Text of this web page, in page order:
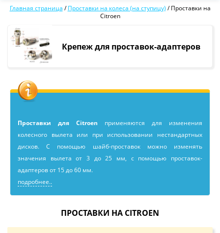
Главная страница /Проставки на колеса (на ступицу) /Проставки на
Citroen
Крепеж для проставок-адаптеров
Проставки для Citroen применяютcя для изменения
колесного вылета или при использовании нестандартных
дисков. С помощью шайб-проставок можно изменять
значения вылета от 3 до 25 мм, с помощью проставок-
адаптеров от 15 до 60 мм.
подробнее..
ПРОСТАВКИ НА CITROEN